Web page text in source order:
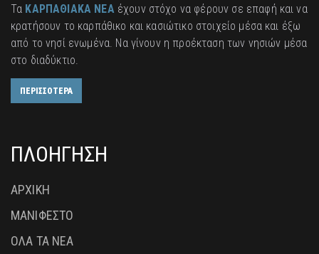
Τα ΚΑΡΠΑΘΙΑΚΑ ΝΕΑέχουν στόχο να φέρουν σε επαφή και να
κρατήσουν το καρπάθικο και κασιώτικο στοιχείο μέσα και έξω
από το νησί ενωμένα. Να γίνουν η προέκταση των νησιών μέσα
στο διαδύκτιο.
ΠΕΡΙΣΣΟΤΕΡΑ
ΠΛΟΗΓΗΣΗ
ΑΡΧΙΚΗ
ΜΑΝΙΦΕΣΤΟ
ΟΛΑ ΤΑ ΝΕΑ